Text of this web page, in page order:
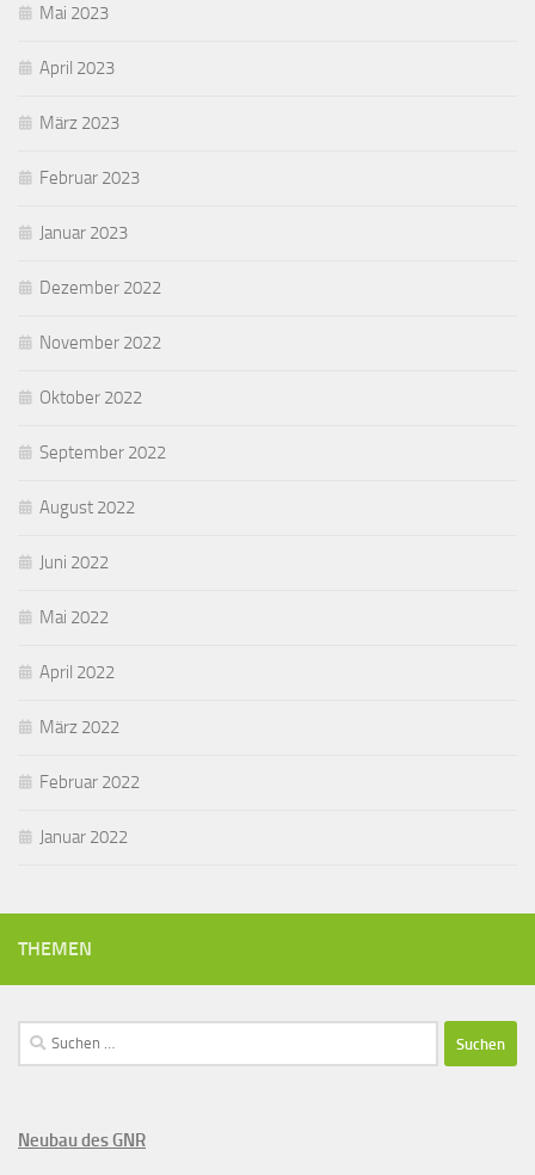
Mai 2023
April 2023
März 2023
Februar 2023
Januar 2023
Dezember 2022
November 2022
Oktober 2022
September 2022
August 2022
Juni 2022
Mai 2022
April 2022
März 2022
Februar 2022
Januar 2022
THEMEN
Suchen
nach:
Neubau des GNR